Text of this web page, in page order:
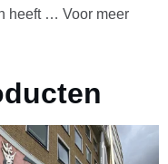
heeft … Voor meer